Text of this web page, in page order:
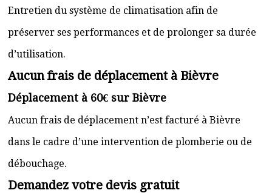
Entretien du système de climatisation afin de
préserver ses performances et de prolonger sa durée
d’utilisation.
Aucun frais de déplacement à Bièvre
Déplacement à 60€ sur Bièvre
Aucun frais de déplacement n’est facturé à Bièvre
dans le cadre d’une intervention de plomberie ou de
débouchage.
Demandez votre devis gratuit